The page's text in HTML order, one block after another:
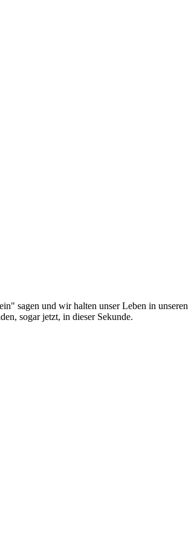
sagen und wir halten unser Leben in unseren
sogar jetzt, in dieser Sekunde.